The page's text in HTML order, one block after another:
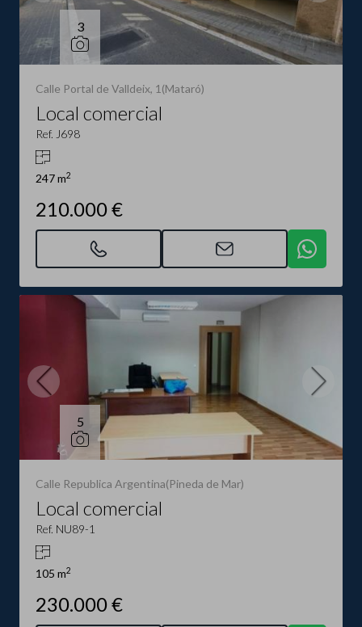
3
Calle Portal de Valldeix, 1(Mataró)
Local comercial
Ref. J698
247 m2
210.000 €
5
Calle Republica Argentina(Pineda de Mar)
Local comercial
Ref. NU89-1
105 m2
230.000 €